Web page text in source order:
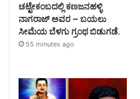
ಚಟ್ಟೇಕಂಬದಲ್ಲಿ ಕಣಜನಹಳ್ಳಿ
ನಾಗರಾಜ್ ಅವರ – ಬಯಲು
ಸೀಮೆಯ ಬೆಳಗು ಗ್ರಂಥ ಬಿಡುಗಡೆ.
55 minutes ago